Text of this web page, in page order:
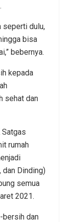
seperti dulu,
bisa
bebernya.
kepada
sehat dan
Satgas
rumah
dan Dinding)
semua
2021.
bersih dan